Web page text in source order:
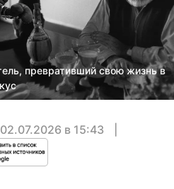
превративший свою жизнь в
02.07.2026 в 15:43